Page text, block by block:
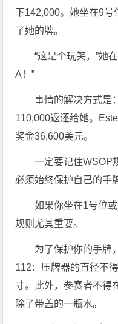
下142,000。她坐在9号
了她的牌。
“这是个玩笑，”她
A！”
事情的解决方式是
110,000返还给她。
奖金36,600美元。
一定要记住WSOP
必须始终保护自己的手
如果你坐在1号位
规则尤其重要。
为了保护你的手牌
112：压牌器的直径不
寸。此外，参赛者不得
除了带盖的一瓶水。